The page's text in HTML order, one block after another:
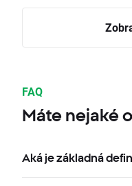
FAQ
Máte nejaké
Aká je základná